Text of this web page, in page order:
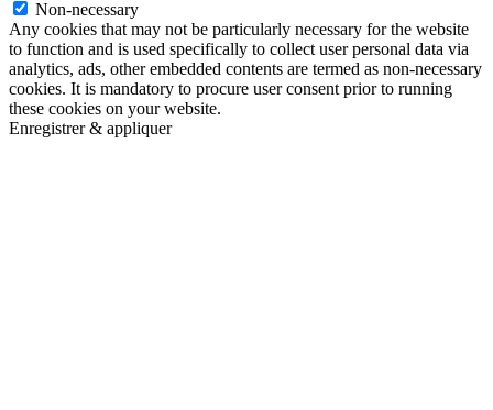
Non-necessary
Any cookies that may not be particularly necessary for the website
to function and is used specifically to collect user personal data via
analytics, ads, other embedded contents are termed as non-necessary
cookies. It is mandatory to procure user consent prior to running
these cookies on your website.
Enregistrer & appliquer